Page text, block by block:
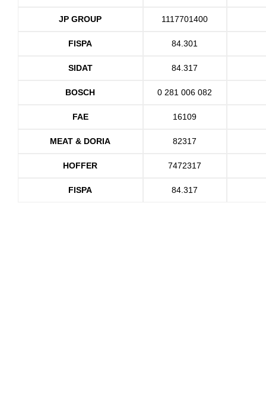
JP GROUP 1117701400
FISPA 84.301
SIDAT 84.317
BOSCH 0 281 006 082
FAE 16109
MEAT & DORIA 82317
HOFFER 7472317
FISPA 84.317